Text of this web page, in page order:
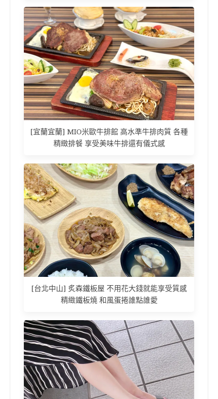
[宜蘭宜蘭] MIO米歐牛排館 高水準牛排肉質 各種
精緻排餐 享受美味牛排還有儀式感
[台北中山] 炙森鐵板屋 不用花大錢就能享受質感
精緻鐵板燒 和風蛋捲誰點誰愛